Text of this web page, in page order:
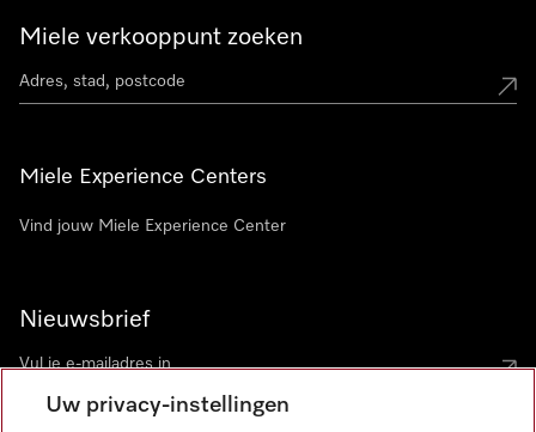
Miele verkooppunt zoeken
Miele Experience Centers
Vind jouw Miele Experience Center
Nieuwsbrief
Uw privacy-instellingen